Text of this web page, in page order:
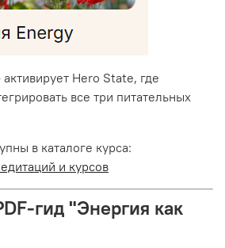
Hero State, где
все три питательных
в каталоге курса:
и курсов
гид "Энергия как